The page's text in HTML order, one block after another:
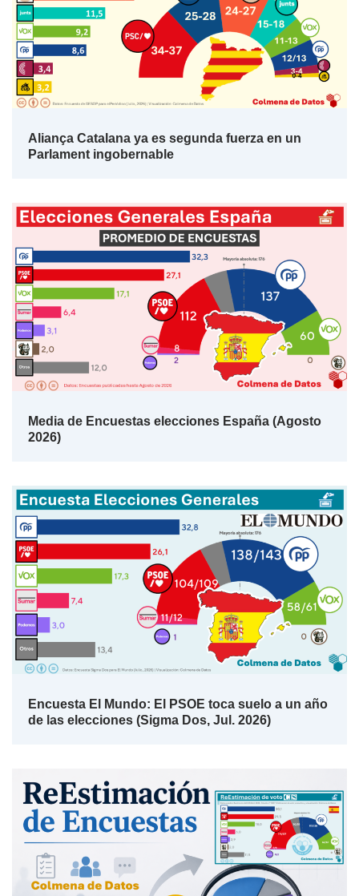
Aliança Catalana ya es segunda fuerza en un
Parlament ingobernable
Media de Encuestas elecciones España (Agosto
2026)
Encuesta El Mundo: El PSOE toca suelo a un año
de las elecciones (Sigma Dos, Jul. 2026)